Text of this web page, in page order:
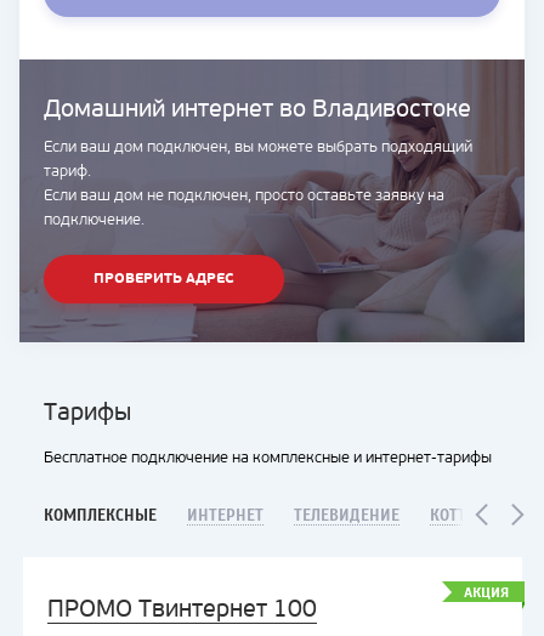
Домашний интернет во Владивостоке
Если ваш дом подключен, вы можете выбрать подходящий
тариф.
Если ваш дом не подключен, просто оставьте заявку на
подключение.
ПРОВЕРИТЬ АДРЕС
Тарифы
Бесплатное подключение на комплексные и интернет-тарифы
КОМПЛЕКСНЫЕ ИНТЕРНЕТ ТЕЛЕВИДЕНИЕ КОТТЕДЖИ
АКЦИЯ
ПРОМО Твинтернет 100